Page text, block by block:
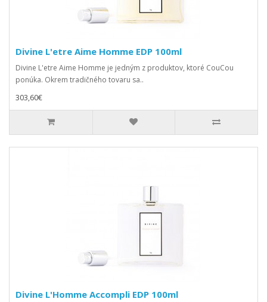
Divine L'etre Aime Homme EDP 100ml
Divine L'etre Aime Homme je jedným z produktov, ktoré CouCou
ponúka. Okrem tradičného tovaru sa..
303,60€
Divine L'Homme Accompli EDP 100ml